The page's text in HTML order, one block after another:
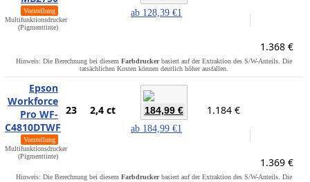
Vorstellung
Multifunktionsdrucker
(Pigmenttinte)
ab 128,39 €1
1.368 €
Hinweis: Die Berechnung bei diesem Farbdruckerbasiert auf der Extraktion des S/W-Anteils. Die
tatsächlichen Kosten können deutlich höher ausfallen.
Epson
Workforce
Pro WF-
C4810DTWF
Vorstellung
Multifunktionsdrucker
(Pigmenttinte)
23 2,4 ct 184,99 €
ab 184,99 €1
1.184 €
1.369 €
Hinweis: Die Berechnung bei diesem Farbdruckerbasiert auf der Extraktion des S/W-Anteils. Die